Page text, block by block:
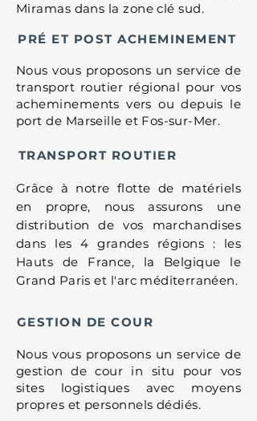
Miramas dans la zone clé sud.
PRÉ ET POST ACHEMINEMENT
Nous vous proposons un service de
transport routier régional pour vos
acheminements vers ou depuis le
port de Marseille et Fos-sur-Mer.
TRANSPORT ROUTIER
Grâce à notre flotte de matériels
en propre, nous assurons une
distribution de vos marchandises
dans les 4 grandes régions : les
Hauts de France, la Belgique le
Grand Paris et l'arc méditerranéen.
GESTION DE COUR
Nous vous proposons un service de
gestion de cour in situ pour vos
sites logistiques avec moyens
propres et personnels dédiés.